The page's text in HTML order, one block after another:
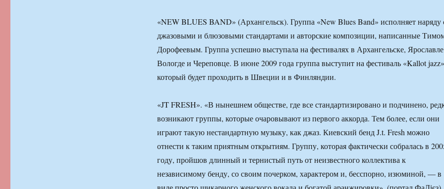
«NEW BLUES BAND» (Архангельск). Группа «New Blues Band» исполняет наряду
джазовыми и блюзовыми стандартами и авторские композиции, написанные
Дорофеевым. Группа успешно выступала на фестивалях в Архангельске,
Вологде и Череповце. В июне 2009 года группа выступит на фестиваль «Kallot
который будет проходить в Швеции и в Финляндии.
«JT FRESH». «В нынешнем обществе, где все стандартизировано и подчинено,
возникают группы, которые очаровывают из первого аккорда. Тем более, если они
играют такую нестандартную музыку, как джаз. Киевский бенд J.t. Fresh можно
отнести к таким приятным открытиям. Группу, которая фактически собралась в
году, пройшов длинный и тернистый путь от неизвестного коллектива к
независимому бенду, со своим почерком, характером и, бесспорно, изюминой, — в